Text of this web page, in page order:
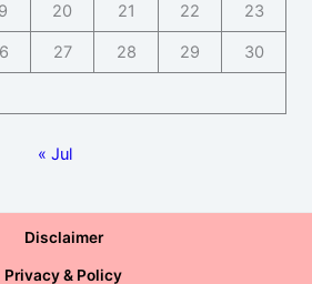
20 21 22 23
27 28 29 30
« Jul
Disclaimer
Privacy & Policy